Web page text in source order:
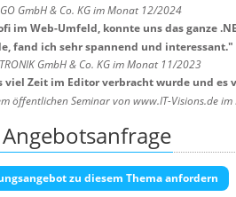
GmbH & Co. KG im Monat 12/2024
im Web-Umfeld, konnte uns das ganze
fand ich sehr spannend und interessant."
GmbH & Co. KG im Monat 11/2023
viel Zeit im Editor verbracht wurde und
öffentlichen Seminar von www.IT-Visions.de
zu diesem Thema anfordern